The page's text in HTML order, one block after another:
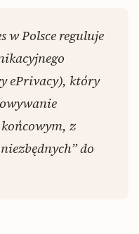
w Polsce reguluje
ePrivacy), który
z
do